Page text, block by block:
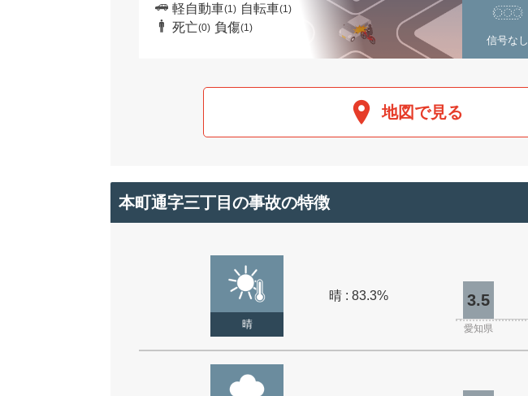
軽自動車(1) 自転車(1)
死亡(0) 負傷(1)
信号なし
地図で見る
本町通字三丁目の事故の特徴
晴
晴 : 83.3% 3.5
愛知県